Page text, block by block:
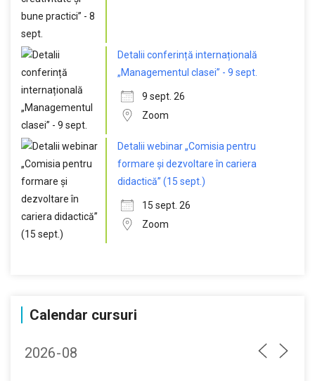
Detalii conferință internațională
„Managementul clasei” - 9 sept.
9 sept. 26
Zoom
Detalii webinar „Comisia pentru
formare și dezvoltare în cariera
didactică” (15 sept.)
15 sept. 26
Zoom
Calendar cursuri